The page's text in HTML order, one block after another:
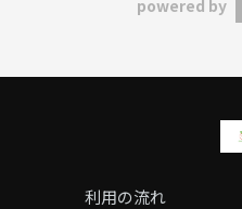
powered by
利用の流れ